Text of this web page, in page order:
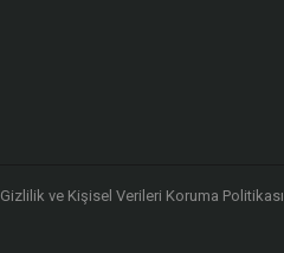
Gizlilik ve Kişisel Verileri Koruma Politikası